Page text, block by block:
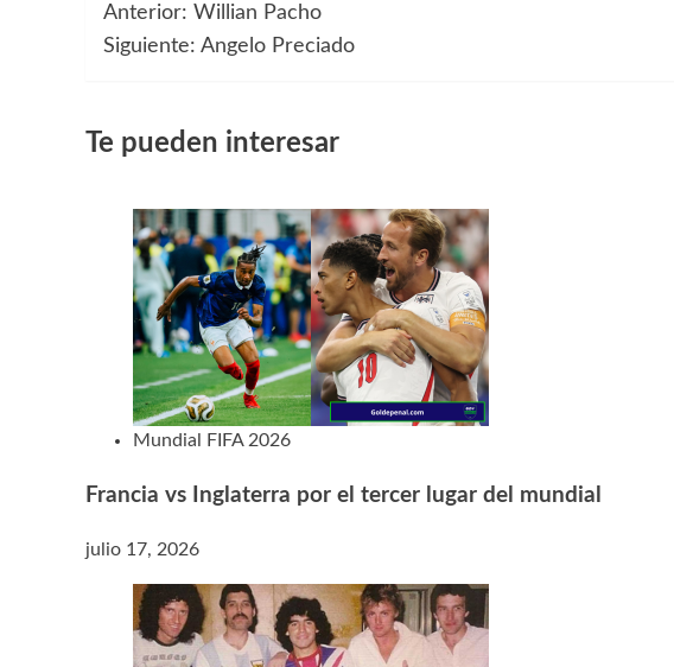
Navegación
entradas
Anterior: Willian Pacho
Siguiente: Angelo Preciado
Te pueden interesar
Mundial FIFA 2026
Francia vs Inglaterra por el tercer lugar del mundial
julio 17, 2026